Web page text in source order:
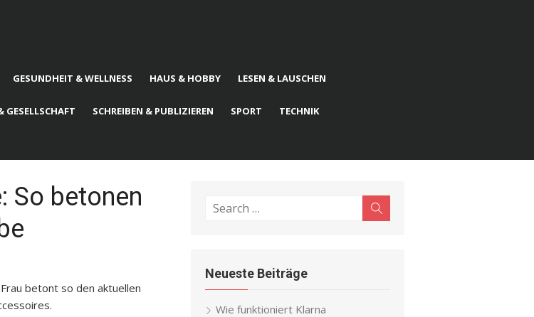
GESUNDHEIT & WELLNESS HAUS & HOBBY LESEN & LAUSCHEN
GESELLSCHAFT SCHREIBEN & PUBLIZIEREN SPORT TECHNIK
So betonen
betont so den aktuellen
Search
Neueste Beiträge
Wie funktioniert Klarna